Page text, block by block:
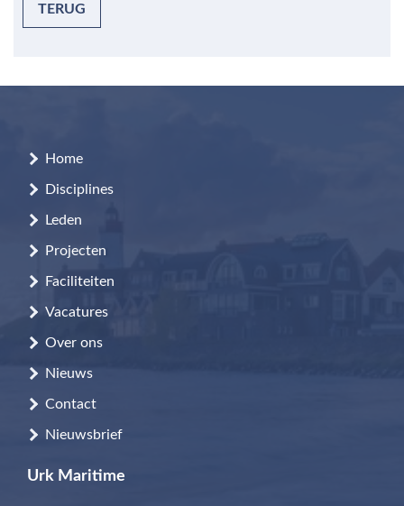
TERUG
Home
Disciplines
Leden
Projecten
Faciliteiten
Vacatures
Over ons
Nieuws
Contact
Nieuwsbrief
Urk Maritime